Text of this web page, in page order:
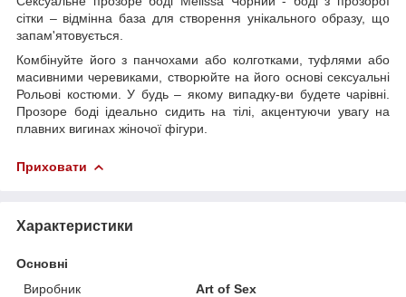
сітки – відмінна база для створення унікального образу, що
запам'ятовується.
Комбінуйте його з панчохами або колготками, туфлями або
масивними черевиками, створюйте на його основі сексуальні
Рольові костюми. У будь – якому випадку-ви будете чарівні.
Прозоре боді ідеально сидить на тілі, акцентуючи увагу на
плавних вигинах жіночої фігури.
Приховати
Характеристики
Основні
Виробник
Art of Sex